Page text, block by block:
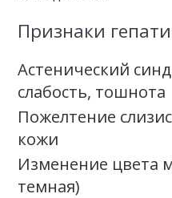
Признаки
Астенический
слабость, тошнота
Пожелтение
кожи
Изменение цвета
темная)